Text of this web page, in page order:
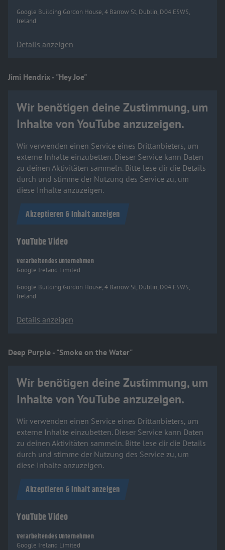
Google Building Gordon House, 4 Barrow St, Dublin, D04 E5W5,
Ireland
Details anzeigen
Jimi Hendrix - "Hey Joe"
Wir benötigen deine Zustimmung, um
Inhalte von YouTube anzuzeigen.
Wir verwenden einen Service eines Drittanbieters, um
externe Inhalte einzubetten. Dieser Service kann Daten
zu deinen Aktivitäten sammeln. Bitte lese dir die Details
durch und stimme der Nutzung des Service zu, um
diese Inhalte anzuzeigen.
Akzeptieren & Inhalt anzeigen
YouTube Video
Verarbeitendes Unternehmen
Google Ireland Limited
Google Building Gordon House, 4 Barrow St, Dublin, D04 E5W5,
Ireland
Details anzeigen
Deep Purple - "Smoke on the Water"
Wir benötigen deine Zustimmung, um
Inhalte von YouTube anzuzeigen.
Wir verwenden einen Service eines Drittanbieters, um
externe Inhalte einzubetten. Dieser Service kann Daten
zu deinen Aktivitäten sammeln. Bitte lese dir die Details
durch und stimme der Nutzung des Service zu, um
diese Inhalte anzuzeigen.
Akzeptieren & Inhalt anzeigen
YouTube Video
Verarbeitendes Unternehmen
Google Ireland Limited